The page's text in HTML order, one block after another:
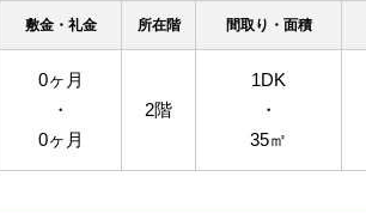
敷金・礼金 所在階 間取り・面積
0ヶ月
・
0ヶ月
2階
1DK
・
35㎡